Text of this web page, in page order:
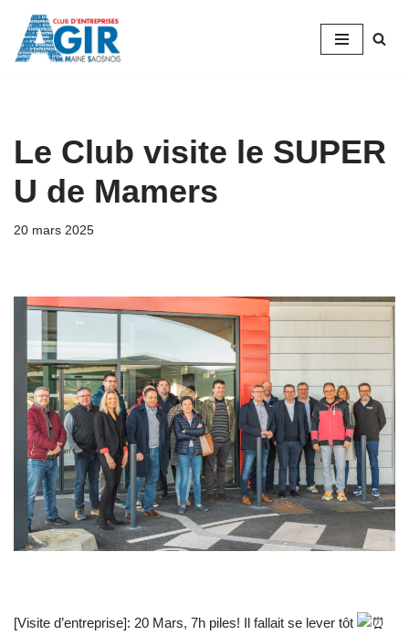
Aller
Le Club visite le SUPER
U de Mamers
20 mars 2025
[Visite d’entreprise]: 20 Mars, 7h piles! Il fallait se lever tôt